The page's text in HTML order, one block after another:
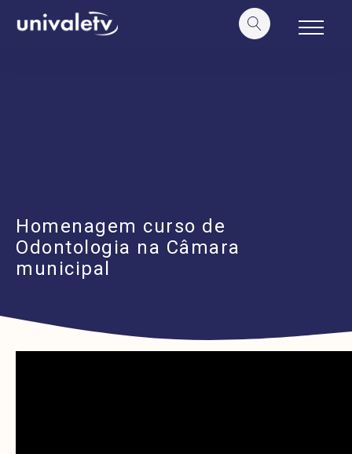
conteúdo
Homenagem curso de
Odontologia na Câmara
municipal